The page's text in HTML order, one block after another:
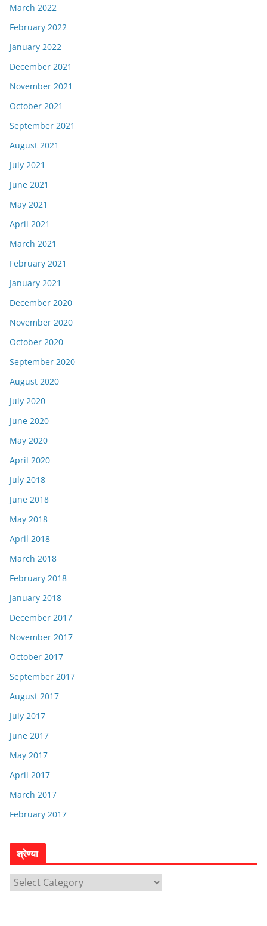
March 2022
February 2022
January 2022
December 2021
November 2021
October 2021
September 2021
August 2021
July 2021
June 2021
May 2021
April 2021
March 2021
February 2021
January 2021
December 2020
November 2020
October 2020
September 2020
August 2020
July 2020
June 2020
May 2020
April 2020
July 2018
June 2018
May 2018
April 2018
March 2018
February 2018
January 2018
December 2017
November 2017
October 2017
September 2017
August 2017
July 2017
June 2017
May 2017
April 2017
March 2017
February 2017
श्रेण्या
श्रे